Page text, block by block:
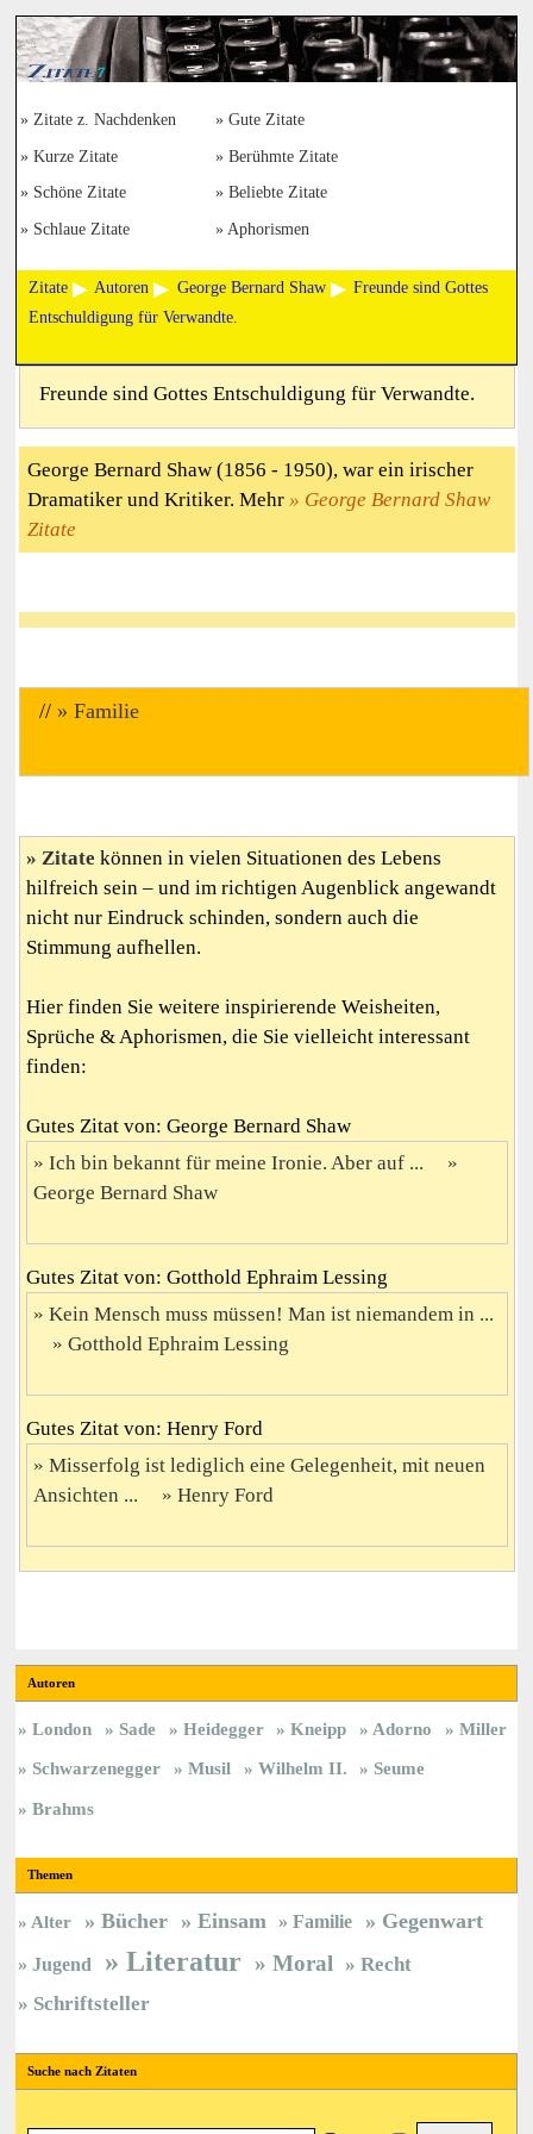
Zitate z. Nachdenken Gute Zitate
Kurze Zitate Berühmte Zitate
Schöne Zitate Beliebte Zitate
Schlaue Zitate Aphorismen
Zitate Autoren George Bernard Shaw
Freunde sind Gottes
Entschuldigung für Verwandte.
Freunde sind Gottes Entschuldigung für Verwandte.
George Bernard Shaw (1856 - 1950), war ein irischer
Dramatiker und Kritiker. Mehr
George Bernard Shaw
Zitate
// Familie
Zitate können in vielen Situationen des Lebens
hilfreich sein – und im richtigen Augenblick angewandt
nicht nur Eindruck schinden, sondern auch die
Stimmung aufhellen.
Hier finden Sie weitere inspirierende Weisheiten,
Sprüche & Aphorismen, die Sie vielleicht interessant
finden:
Gutes Zitat von: George Bernard Shaw
Ich bin bekannt für meine Ironie. Aber auf ...
George Bernard Shaw
Gutes Zitat von: Gotthold Ephraim Lessing
Kein Mensch muss müssen! Man ist niemandem in ...
Gotthold Ephraim Lessing
Gutes Zitat von: Henry Ford
Misserfolg ist lediglich eine Gelegenheit, mit neuen
Ansichten ...
Henry Ford
Autoren
London Sade Heidegger Kneipp Adorno
Miller
Schwarzenegger
Musil Wilhelm II.
Seume
Brahms
Themen
Alter Bücher Einsam Familie Gegenwart
Jugend Literatur Moral
Recht
Schriftsteller
Suche nach Zitaten